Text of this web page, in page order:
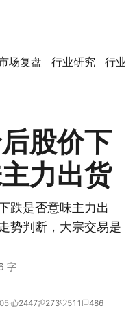
场复盘 行业研究 行业
股价下
力出货
跌是否意味主力出
势判断，大宗交易是
字
2447 273 511 486